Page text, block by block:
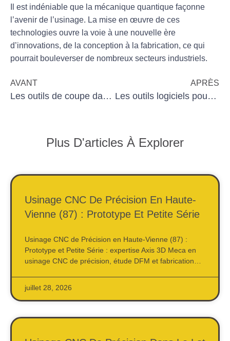
Il est indéniable que la mécanique quantique façonne
l’avenir de l’usinage. La mise en œuvre de ces
technologies ouvre la voie à une nouvelle ère
d’innovations, de la conception à la fabrication, ce qui
pourrait bouleverser de nombreux secteurs industriels.
AVANT
Les outils de coupe dans le secteur du bâtiment
APRÈS
Les outils logiciels pour un meilleur contrôle qualité en usinage
Plus D'articles À Explorer
Usinage CNC De Précision En Haute-
Vienne (87) : Prototype Et Petite Série
Usinage CNC de Précision en Haute-Vienne (87) :
Prototype et Petite Série : expertise Axis 3D Meca en
usinage CNC de précision, étude DFM et fabrication…
juillet 28, 2026